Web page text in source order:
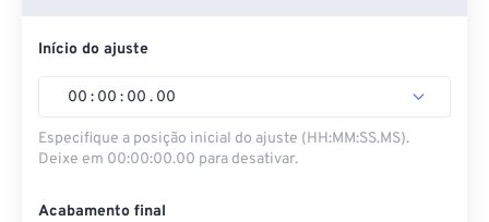
Início do ajuste
00 : 00 : 00 . 00
Especifique a posição inicial do ajuste (HH:MM:SS.MS).
Deixe em 00:00:00.00 para desativar.
Acabamento final